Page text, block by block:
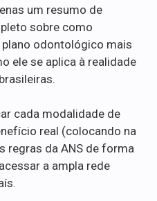
um resumo de
sobre como
plano odontológico mais
ele se aplica à realidade
cada modalidade de
real (colocando na
regras da ANS de forma
a ampla rede